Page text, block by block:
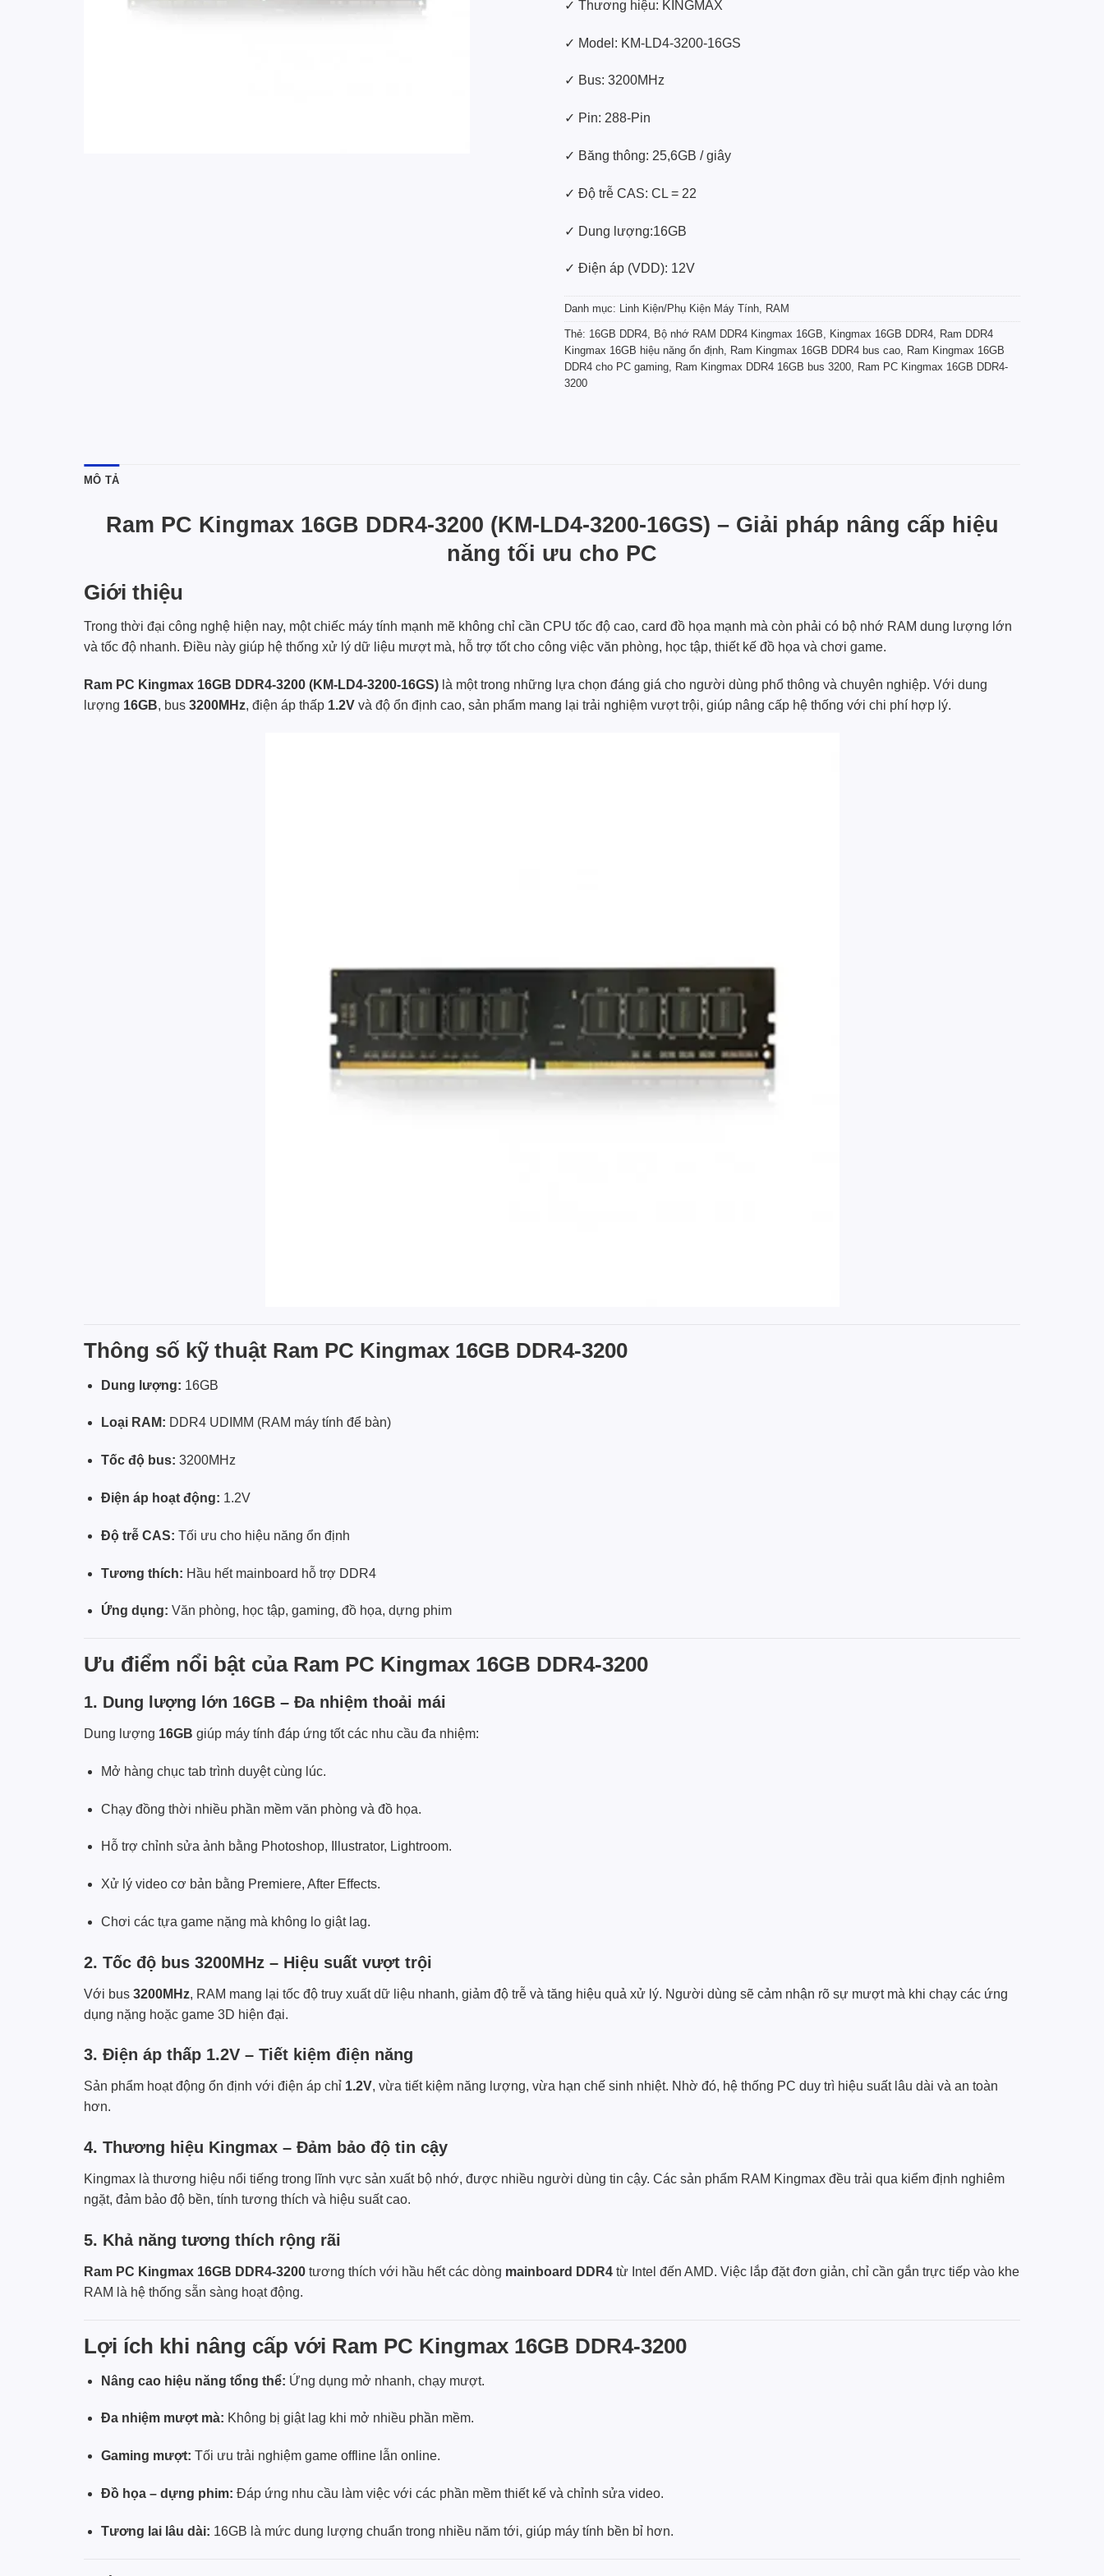
✓ Thương hiệu: KINGMAX
✓ Model: KM-LD4-3200-16GS
✓ Bus: 3200MHz
✓ Pin: 288-Pin
✓ Băng thông: 25,6GB / giây
✓ Độ trễ CAS: CL = 22
✓ Dung lượng:16GB
✓ Điện áp (VDD): 12V
Danh mục: Linh Kiện/Phụ Kiện Máy Tính, RAM
Thẻ: 16GB DDR4, Bộ nhớ RAM DDR4 Kingmax 16GB, Kingmax 16GB DDR4, Ram DDR4
Kingmax 16GB hiệu năng ổn định, Ram Kingmax 16GB DDR4 bus cao, Ram Kingmax 16GB
DDR4 cho PC gaming, Ram Kingmax DDR4 16GB bus 3200, Ram PC Kingmax 16GB DDR4-
3200
MÔ TẢ
Ram PC Kingmax 16GB DDR4-3200 (KM-LD4-3200-16GS) – Giải pháp nâng cấp hiệu
năng tối ưu cho PC
Giới thiệu
Trong thời đại công nghệ hiện nay, một chiếc máy tính mạnh mẽ không chỉ cần CPU tốc độ cao, card đồ họa mạnh mà còn phải có bộ nhớ RAM dung lượng lớn
và tốc độ nhanh. Điều này giúp hệ thống xử lý dữ liệu mượt mà, hỗ trợ tốt cho công việc văn phòng, học tập, thiết kế đồ họa và chơi game.
Ram PC Kingmax 16GB DDR4-3200 (KM-LD4-3200-16GS) là một trong những lựa chọn đáng giá cho người dùng phổ thông và chuyên nghiệp. Với dung
lượng 16GB, bus 3200MHz, điện áp thấp 1.2V và độ ổn định cao, sản phẩm mang lại trải nghiệm vượt trội, giúp nâng cấp hệ thống với chi phí hợp lý.
Thông số kỹ thuật Ram PC Kingmax 16GB DDR4-3200
Dung lượng: 16GB
Loại RAM: DDR4 UDIMM (RAM máy tính để bàn)
Tốc độ bus: 3200MHz
Điện áp hoạt động: 1.2V
Độ trễ CAS: Tối ưu cho hiệu năng ổn định
Tương thích: Hầu hết mainboard hỗ trợ DDR4
Ứng dụng: Văn phòng, học tập, gaming, đồ họa, dựng phim
Ưu điểm nổi bật của Ram PC Kingmax 16GB DDR4-3200
1. Dung lượng lớn 16GB – Đa nhiệm thoải mái
Dung lượng 16GB giúp máy tính đáp ứng tốt các nhu cầu đa nhiệm:
Mở hàng chục tab trình duyệt cùng lúc.
Chạy đồng thời nhiều phần mềm văn phòng và đồ họa.
Hỗ trợ chỉnh sửa ảnh bằng Photoshop, Illustrator, Lightroom.
Xử lý video cơ bản bằng Premiere, After Effects.
Chơi các tựa game nặng mà không lo giật lag.
2. Tốc độ bus 3200MHz – Hiệu suất vượt trội
Với bus 3200MHz, RAM mang lại tốc độ truy xuất dữ liệu nhanh, giảm độ trễ và tăng hiệu quả xử lý. Người dùng sẽ cảm nhận rõ sự mượt mà khi chạy các ứng
dụng nặng hoặc game 3D hiện đại.
3. Điện áp thấp 1.2V – Tiết kiệm điện năng
Sản phẩm hoạt động ổn định với điện áp chỉ 1.2V, vừa tiết kiệm năng lượng, vừa hạn chế sinh nhiệt. Nhờ đó, hệ thống PC duy trì hiệu suất lâu dài và an toàn
hơn.
4. Thương hiệu Kingmax – Đảm bảo độ tin cậy
Kingmax là thương hiệu nổi tiếng trong lĩnh vực sản xuất bộ nhớ, được nhiều người dùng tin cậy. Các sản phẩm RAM Kingmax đều trải qua kiểm định nghiêm
ngặt, đảm bảo độ bền, tính tương thích và hiệu suất cao.
5. Khả năng tương thích rộng rãi
Ram PC Kingmax 16GB DDR4-3200 tương thích với hầu hết các dòng mainboard DDR4 từ Intel đến AMD. Việc lắp đặt đơn giản, chỉ cần gắn trực tiếp vào khe
RAM là hệ thống sẵn sàng hoạt động.
Lợi ích khi nâng cấp với Ram PC Kingmax 16GB DDR4-3200
Nâng cao hiệu năng tổng thể: Ứng dụng mở nhanh, chạy mượt.
Đa nhiệm mượt mà: Không bị giật lag khi mở nhiều phần mềm.
Gaming mượt: Tối ưu trải nghiệm game offline lẫn online.
Đồ họa – dựng phim: Đáp ứng nhu cầu làm việc với các phần mềm thiết kế và chỉnh sửa video.
Tương lai lâu dài: 16GB là mức dung lượng chuẩn trong nhiều năm tới, giúp máy tính bền bỉ hơn.